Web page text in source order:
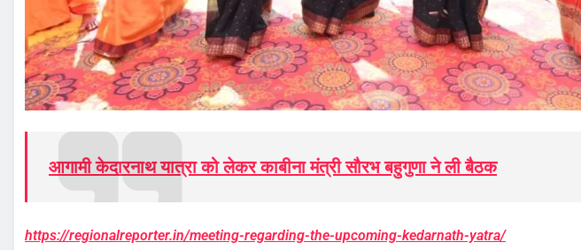
आगामी केदारनाथ यात्रा को लेकर काबीना मंत्री सौरभ बहुगुणा ने ली बैठक
https://regionalreporter.in/meeting-regarding-the-upcoming-kedarnath-yatra/